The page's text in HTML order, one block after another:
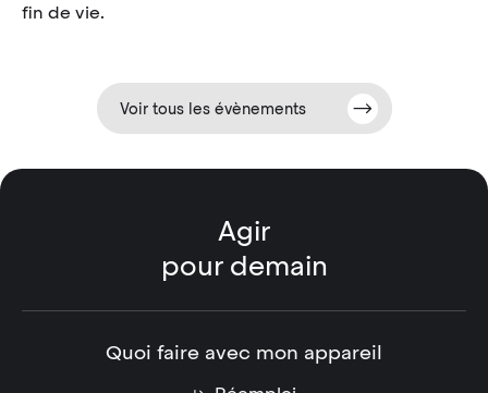
fin de vie.
Voir tous les évènements
Agir
pour demain
Quoi faire avec mon appareil